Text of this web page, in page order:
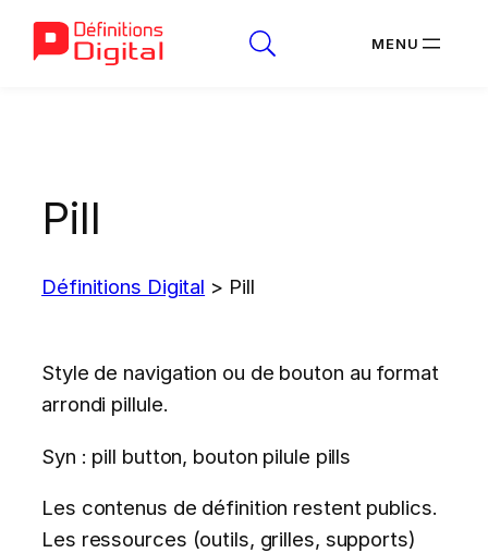
Pill
Définitions Digital > Pill
Style de navigation ou de bouton au format
arrondi pillule.
Syn : pill button, bouton pilule pills
Les contenus de définition restent publics.
Les ressources (outils, grilles, supports)